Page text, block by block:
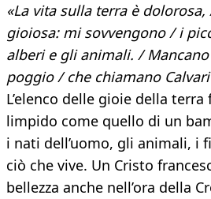
«La vita sulla terra è
gioiosa: mi sovvengono / i
alberi e gli animali. /
poggio / che chiamano
L’elenco delle gioie della
limpido come quello di un
i nati dell’uomo, gli animali, i
ciò che vive. Un Cristo
bellezza anche nell’ora della